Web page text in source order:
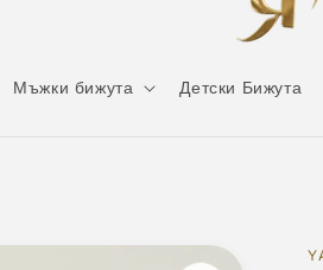
Мъжки бижута Детски Бижута